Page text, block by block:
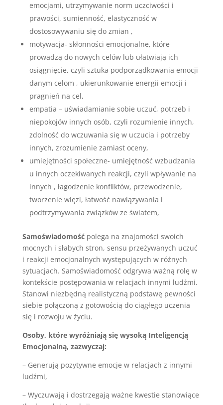
emocjami, utrzymywanie norm uczciwości i
prawości, sumienność, elastyczność w
dostosowywaniu się do zmian ,
motywacja- skłonności emocjonalne, które
prowadzą do nowych celów lub ułatwiają ich
osiągnięcie, czyli sztuka podporządkowania emocji
danym celom , ukierunkowanie energii emocji i
pragnień na cel,
empatia – uświadamianie sobie uczuć, potrzeb i
niepokojów innych osób, czyli rozumienie innych,
zdolność do wczuwania się w uczucia i potrzeby
innych, zrozumienie zamiast oceny,
umiejętności społeczne- umiejętność wzbudzania
u innych oczekiwanych reakcji, czyli wpływanie na
innych , łagodzenie konfliktów, przewodzenie,
tworzenie więzi, łatwość nawiązywania i
podtrzymywania związków ze światem,
Samoświadomośćpolega na znajomości swoich
mocnych i słabych stron, sensu przeżywanych uczuć
i reakcji emocjonalnych występujących w różnych
sytuacjach. Samoświadomość odgrywa ważną rolę w
kontekście postępowania w relacjach innymi ludźmi.
Stanowi niezbędną realistyczną podstawę pewności
siebie połączoną z gotowością do ciągłego uczenia
się i rozwoju w życiu.
Osoby, które wyróżniają się wysoką Inteligencją
Emocjonalną, zazwyczaj:
– Generują pozytywne emocje w relacjach z innymi
ludźmi,
– Wyczuwają i dostrzegają ważne kwestie stanowiące